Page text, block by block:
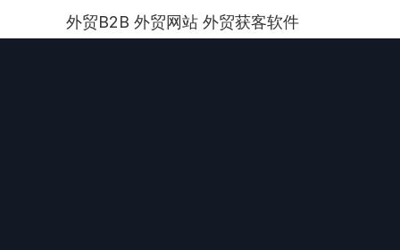
外贸B2B 外贸网站 外贸获客软件